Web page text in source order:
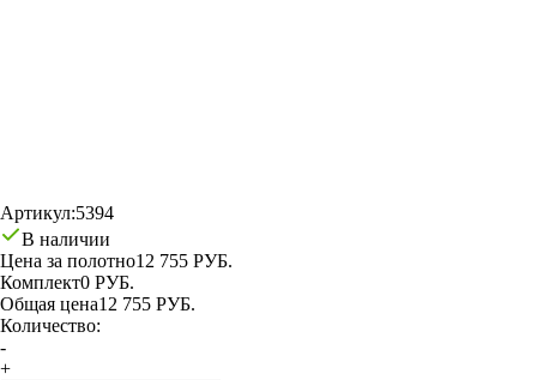
Артикул:5394
В наличии
Цена за полотно12 755 РУБ.
Комплект0 РУБ.
Общая цена12 755 РУБ.
Количество:
-
+